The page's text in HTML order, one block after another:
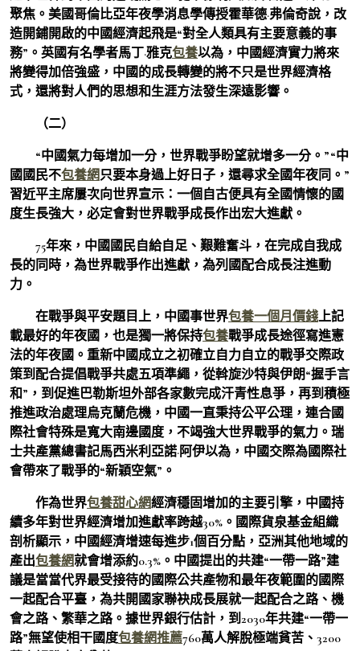
聚焦。美國哥倫比亞年夜學消息學傳授霍華德·弗倫奇說，改
造開鋪開啟的中國經濟起飛是“對全人類具有主要意義的事
務”。英國有名學者馬丁·雅克包養以為，中國經濟實力將來
將變得加倍強盛，中國的成長轉變的將不只是世界經濟格
式，還將對人們的思想和生涯方法發生深遠影響。
（二）
“中國氣力每增加一分，世界戰爭盼望就增多一分。”“中
國國民不包養網只要本身過上好日子，還尋求全國年夜同。”
習近平主席屢次向世界宣示：一個自古便具有全國情懷的國
度生長強大，必定會對世界戰爭成長作出宏大進獻。
75年來，中國國民自給自足、艱難奮斗，在完成自我成
長的同時，為世界戰爭作出進獻，為列國配合成長注進動
力。
在戰爭與平安題目上，中國事世界包養一個月價錢上記
載最好的年夜國，也是獨一將保持包養戰爭成長途徑寫進憲
法的年夜國。重新中國成立之初確立自力自立的戰爭交際政
策到配合提倡戰爭共處五項準繩，從斡旋沙特與伊朗“握手言
和”，到促進巴勒斯坦外部各家數完成汗青性息爭，再到積極
推進政治處理烏克蘭危機，中國一直秉持公平公理，連合國
際社會特殊是寬大南邊國度，不竭強大世界戰爭的氣力。瑞
士共產黨總書記馬西米利亞諾·阿伊以為，中國交際為國際社
會帶來了戰爭的“新穎空氣”。
作為世界包養甜心網經濟穩固增加的主要引擎，中國持
續多年對世界經濟增加進獻率跨越30%。國際貨泉基金組織
剖析顯示，中國經濟增速每進步1個百分點，亞洲其他地域的
產出包養網就會增添約0.3%。中國提出的共建“一帶一路”建
議是當當代界最受接待的國際公共產物和最年夜範圍的國際
一起配合平臺，為共開國家聯袂成長展就一起配合之路、機
會之路、繁華之路。據世界銀行估計，到2030年共建“一帶一
路”無望使相干國度包養網推薦760萬人解脫極端貧苦、3200